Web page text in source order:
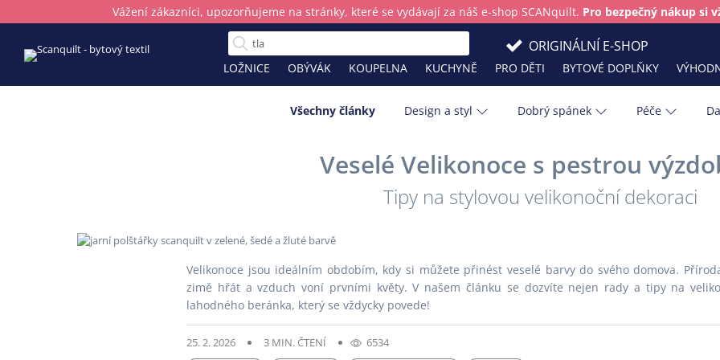
Vážení zákazníci, upozorňujeme na stránky, které se vydávají za náš e-shop SCANquilt. Pro bezpečný nákup si
LOŽNICE OBÝVÁK KOUPELNA KUCHYNĚ PRO DĚTI BYTOVÉ DOPLŇKY
ORIGINÁLNÍ E-SHOP
Všechny články Design a styl
Nakupování offline je zpět. Kamenné prodejny
nabízejí víc než jen nákup
Tipy na ty nejlepší svatební dary
Dobrý spánek
Znáte naše chladivé přikrývky a polštáře?
Masky na spaní: Komfort a relaxace
Spánek v průběhu let: Dospělí
Péče
Domácí zvířata v peřinách: Jak zajistit čistotu?
Postel i pro čtyřnohé parťáky
Skladování přikrývek, polštářů a
Bydlíme s mazlíčky: Jak mít doma
Barva roku
Bavlna
Děti
Hygiena
Kuchyňské
Ložnice
Obývací
Podzim
Veselé Velikonoce s pestrou
Tipy na stylovou velikonoční dekoraci
Velikonoce jsou ideálním obdobím, kdy si můžete přinést veselé barvy do svého domova.
zimě hřát a vzduch voní prvními květy. V našem článku se dozvíte nejen rady a tipy na
lahodného beránka, který se vždycky povede!
25. 2. 2026 3 MIN. ČTENÍ 6534